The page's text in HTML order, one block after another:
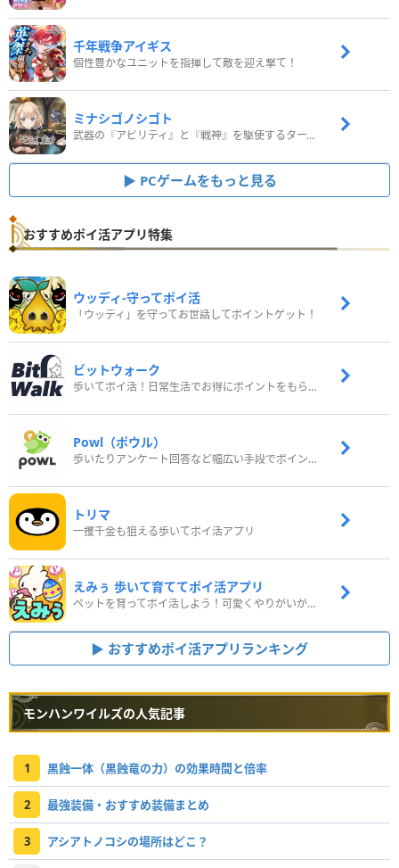
千年戦争アイギス
個性豊かなユニットを指揮して敵を迎え撃て！
ミナシゴノシゴト
武器の『アビリティ』と『戦神』を駆使するターン制コマンドバトルRPG！
PCゲームをもっと見る
おすすめポイ活アプリ特集
ウッディ‐守ってポイ活
「ウッディ」を守ってお世話してポイントゲット！
ビットウォーク
歩いてポイ活！日常生活でお得にポイントをもらおう
Powl（ポウル）
歩いたりアンケート回答など幅広い手段でポイントをゲット
トリマ
一攫千金も狙える歩いてポイ活アプリ
えみぅ 歩いて育ててポイ活アプリ
ペットを育ってポイ活しよう！可愛くやりがいがある新感覚アプリ
おすすめポイ活アプリランキング
モンハンワイルズの人気記事
1 黒蝕一体（黒蝕竜の力）の効果時間と倍率
2 最強装備・おすすめ装備まとめ
3 アシアトノコシの場所はどこ？